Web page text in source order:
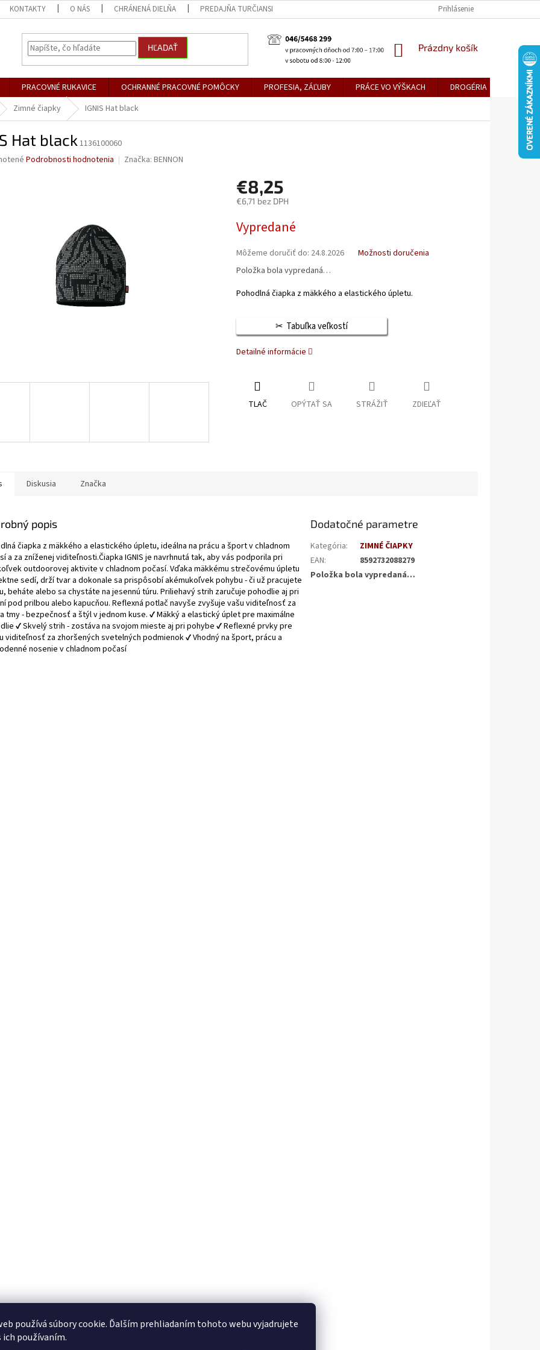
používá súbory cookie. Ďalším prehliadaním tohoto webu vyjadrujete
ich používaním.
KONTAKTY O NÁS CHRÁNENÁ DIELŇA PREDAJŇA TURČIANSKE TEPLICE DOPRAVA A PLATBY
Prihlásenie
HĽADAŤ
NÁKUPNÝ
Prázdny košík
PRACOVNÉ RUKAVICE OCHRANNÉ PRACOVNÉ POMÔCKY PROFESIA, ZÁĽUBY PRÁCE VO VÝŠKACH DROGÉRIA
Zimné čiapky
IGNIS Hat black
Hat black 1136100060
Podrobnosti hodnotenia Značka: BENNON
€8,25
€6,71 bez DPH
cena:
Vypredané
Môžeme doručiť do: 24.8.2026
Možnosti doručenia
Položka bola vypredaná…
Pohodlná čiapka z mäkkého a elastického úpletu.
Tabuľka veľkostí
Detailné informácie
TLAČ OPÝTAŤ SA STRÁŽIŤ ZDIEĽAŤ
Diskusia Značka
popis
čiapka z mäkkého a elastického úpletu, ideálna na prácu a šport v chladnom
a za zníženej viditeľnosti.Čiapka IGNIS je navrhnutá tak, aby vás podporila pri
outdoorovej aktivite v chladnom počasí. Vďaka mäkkému strečovému úpletu
sedí, drží tvar a dokonale sa prispôsobí akémukoľvek pohybu - či už pracujete
beháte alebo sa chystáte na jesennú túru. Priliehavý strih zaručuje pohodlie aj pri
pod prilbou alebo kapucňou. Reflexná potlač navyše zvyšuje vašu viditeľnosť za
tmy - bezpečnosť a štýl v jednom kuse. ✔ Mäkký a elastický úplet pre maximálne
✔ Skvelý strih - zostáva na svojom mieste aj pri pohybe ✔ Reflexné prvky pre
viditeľnosť za zhoršených svetelných podmienok ✔ Vhodný na šport, prácu a
nosenie v chladnom počasí
Dodatočné parametre
Kategória:
ZIMNÉ ČIAPKY
EAN:
8592732088279
Položka bola vypredaná…